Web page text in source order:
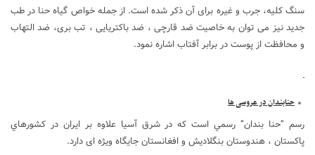
سنگ کلیه، جرب و غیره برای آن ذکر شده است. از جمله خواص گیاه حنا در طب
جدید نیز می توان به خاصیت ضد قارچی ، ضد باکتریایی ، تب بری، ضد التهاب
و محافظت از پوست در برابر آفتاب اشاره نمود.
حنابندان در عروسی ها
رسم “حنا بندان” رسمي است كه در شرق آسيا علاوه بر ایران در كشورهاي
پاكستان ، هندوستان بنگلاديش و افغانستان جايگاه ويژه ای دارد.